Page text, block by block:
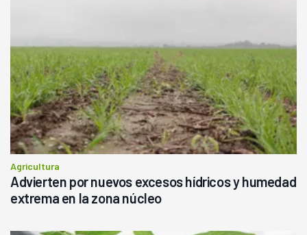
Agricultura
Advierten por nuevos excesos hídricos y humedad
extrema en la zona núcleo